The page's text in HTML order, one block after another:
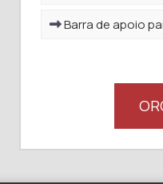
Barra de apoio